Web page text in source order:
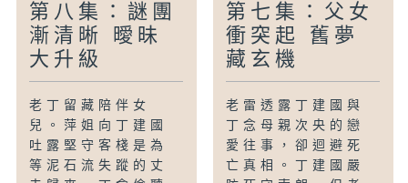
第八集：謎團
漸清晰 曖昧
大升級
老丁留藏陪伴女
兒。萍姐向丁建國
吐露堅守客棧是為
等泥石流失蹤的丈
第七集：父女
衝突起 舊夢
藏玄機
老雷透露丁建國與
丁念母親次央的戀
愛往事，卻迴避死
亡真相。丁建國嚴